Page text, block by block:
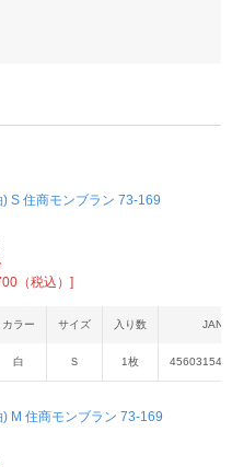
S 住商モンブラン 73-169
（税込）]
カラー サイズ 入り数 JAN
白 Ｓ 1枚
M 住商モンブラン 73-169